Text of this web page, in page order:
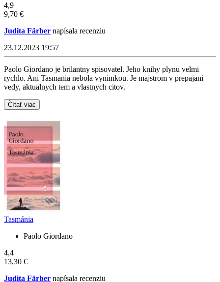
4,9
9,70 €
Judita Färber napísala recenziu
23.12.2023 19:57
Paolo Giordano je brilantny spisovatel. Jeho knihy plynu velmi
rychlo. Ani Tasmania nebola vynimkou. Je majstrom v prepajani
vedy, aktualnych tem a vlastnych citov.
Čítať viac
Tasmánia
Paolo Giordano
4,4
13,30 €
Judita Färber napísala recenziu